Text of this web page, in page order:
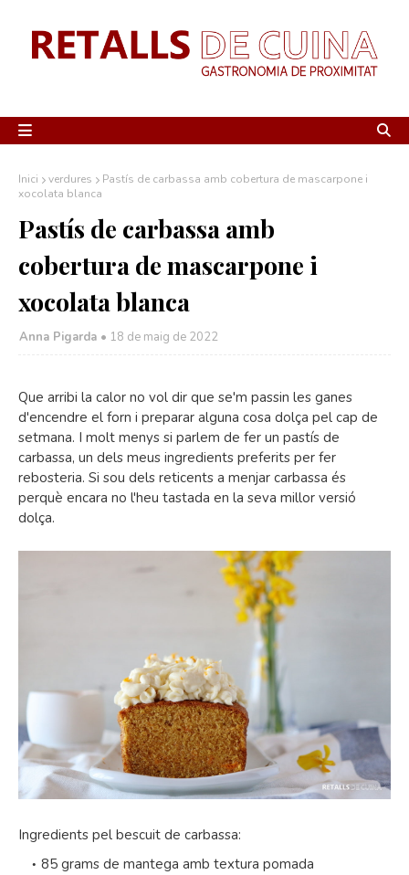
Inici verdures
Pastís de carbassa amb cobertura de mascarpone i
xocolata blanca
Pastís de carbassa amb
cobertura de mascarpone i
xocolata blanca
Anna Pigarda • 18 de maig de 2022
Que arribi la calor no vol dir que se'm passin les ganes
d'encendre el forn i preparar alguna cosa dolça pel cap de
setmana. I molt menys si parlem de fer un pastís de
carbassa, un dels meus ingredients preferits per fer
rebosteria. Si sou dels reticents a menjar carbassa és
perquè encara no l'heu tastada en la seva millor versió
dolça.
Ingredients pel bescuit de carbassa:
85 grams de mantega amb textura pomada